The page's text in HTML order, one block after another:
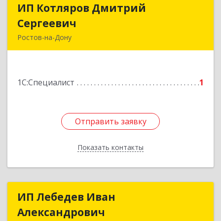
ИП Котляров Дмитрий
Сергеевич
Ростов-на-Дону
1С:Специалист 1
Отправить заявку
Показать контакты
ИП Котляров Дмитрий
Подробнее
Отправить заявку
Назад
ИП Лебедев Иван
Александрович
ИП Лебедев Иван